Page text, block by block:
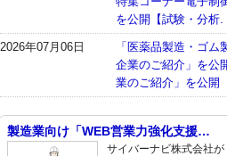
を公開【試験・分析.
2026年07月06日
「医薬品製造・ゴ
企業のご紹介」を公
業のご紹介」を公開
製造業向け「WEB営業力強化支援…
サイバーナビ株式会社が